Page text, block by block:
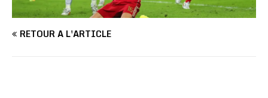
RETOUR À L'ARTICLE